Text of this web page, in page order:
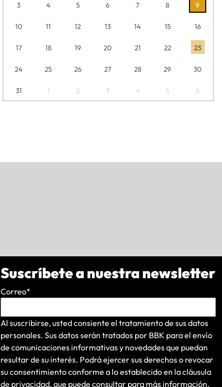
3 4 5 6 7 8 9
10 11 12 13 14 15 16
17 18 19 20 21 22 23
24 25 26 27 28 29 30
31 1 2 3 4 5 6
Suscríbete a nuestra newsletter
Correo*
Al suscribirse, usted consiente el tratamiento de sus datos
personales. Sus datos serán tratados por BBK para el envío
de comunicaciones informativas y novedades que puedan
resultar de su interés. Podrá ejercer sus derechos o revocar
su consentimiento conforme a lo establecido en lacláusula
de privacidad, que puede consultar para más información.